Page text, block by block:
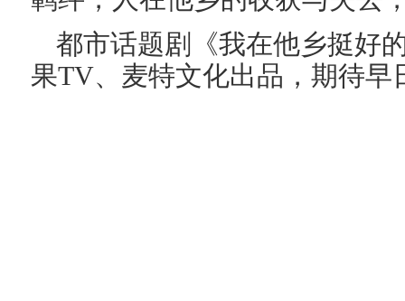
都市话题剧《我在他乡挺好
果TV、麦特文化出品，期待早